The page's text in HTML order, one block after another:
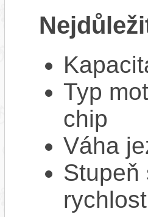
Typ
chip
Váha
Stupeň
rychlost